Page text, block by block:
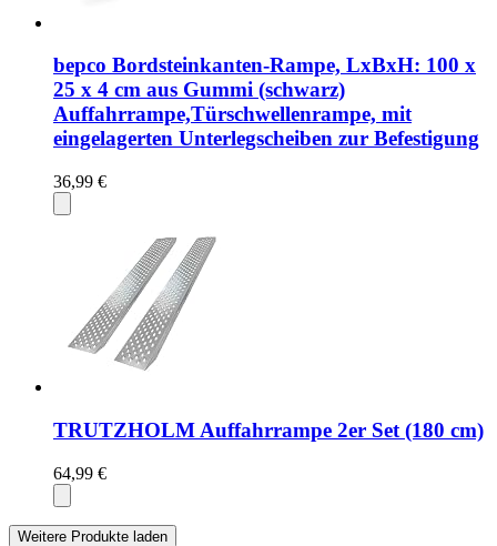
bepco Bordsteinkanten-Rampe, LxBxH: 100 x
25 x 4 cm aus Gummi (schwarz)
Auffahrrampe,Türschwellenrampe, mit
eingelagerten Unterlegscheiben zur Befestigung
36,99 €
TRUTZHOLM Auffahrrampe 2er Set (180 cm)
64,99 €
Weitere Produkte laden